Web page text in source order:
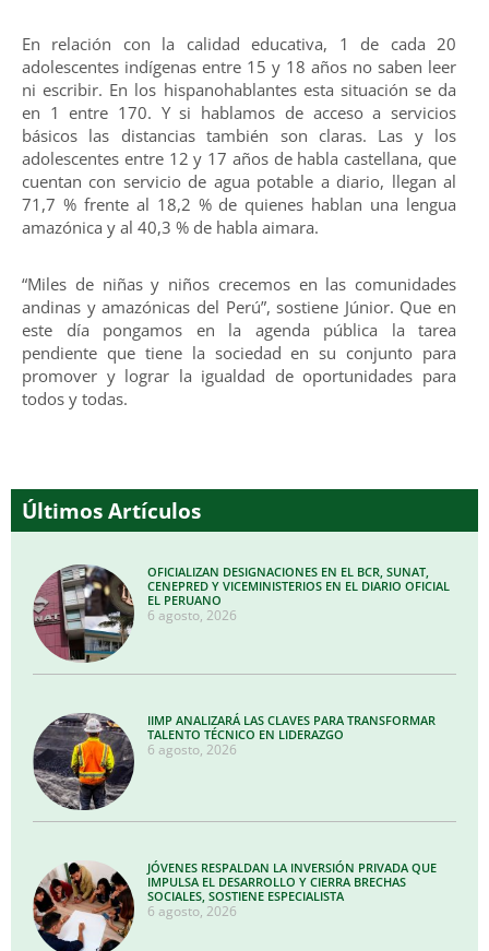
En relación con la calidad educativa, 1 de cada 20
adolescentes indígenas entre 15 y 18 años no saben leer
ni escribir. En los hispanohablantes esta situación se da
en 1 entre 170. Y si hablamos de acceso a servicios
básicos las distancias también son claras. Las y los
adolescentes entre 12 y 17 años de habla castellana, que
cuentan con servicio de agua potable a diario, llegan al
71,7 % frente al 18,2 % de quienes hablan una lengua
amazónica y al 40,3 % de habla aimara.
“Miles de niñas y niños crecemos en las comunidades
andinas y amazónicas del Perú”, sostiene Júnior. Que en
este día pongamos en la agenda pública la tarea
pendiente que tiene la sociedad en su conjunto para
promover y lograr la igualdad de oportunidades para
todos y todas.
Últimos Artículos
OFICIALIZAN DESIGNACIONES EN EL BCR, SUNAT,
CENEPRED Y VICEMINISTERIOS EN EL DIARIO OFICIAL
EL PERUANO
6 agosto, 2026
IIMP ANALIZARÁ LAS CLAVES PARA TRANSFORMAR
TALENTO TÉCNICO EN LIDERAZGO
6 agosto, 2026
JÓVENES RESPALDAN LA INVERSIÓN PRIVADA QUE
IMPULSA EL DESARROLLO Y CIERRA BRECHAS
SOCIALES, SOSTIENE ESPECIALISTA
6 agosto, 2026